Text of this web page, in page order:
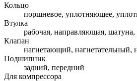
Кольцо
поршневое, уплотняющее,
Втулка
рабочая, направляющая,
Клапан
нагнетающий, нагнетательный,
Подшипник
задний, передний
Для компрессора